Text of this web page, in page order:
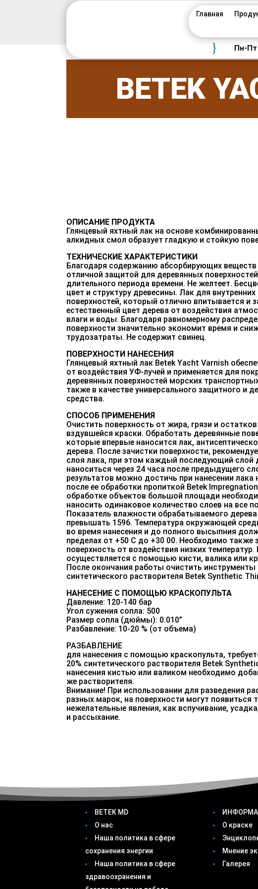
Главная
} Пн-Пт
BETEK
ОПИСАНИЕ ПРОДУКТА
Глянцевый яхтный лак на основе
алкидных смол образует гладкую и стойкую
ТЕХНИЧЕСКИЕ ХАРАКТЕРИСТИКИ
Благодаря содержанию абсорбирующих веществ
отличной защитой для деревянных
длительного периода времени. Не желтеет.
цвет и структуру древесины. Лак для
поверхностей, который отлично впитывается и
естественный цвет дерева от воздействия
влаги и воды. Благодаря равномерному
поверхности значительно экономит время и
трудозатраты. Не содержит свинец.
ПОВЕРХНОСТИ НАНЕСЕНИЯ
Глянцевый яхтный лак Betek Yacht Varnish
от воздействия УФ-лучей и применяется для
деревянных поверхностей морских
также в качестве универсального защитного и
средства.
СПОСОБ ПРИМЕНЕНИЯ
Очистить поверхность от жира, грязи и
вздувшейся краски. Обработать деревянные
которые впервые наносится лак,
дерева. После зачистки поверхности,
слоя лака, при этом каждый последующий слой
наноситься через 24 часа после предыдущего
результатов можно достичь при нанесении лака
после ее обработки пропиткой Betek
обработке объектов большой площади
наносить одинаковое количество слоев на все
Показатель влажности обрабатываемого
превышать 1596. Температура окружающей
во время нанесения и до полного высыпния
пределах от +50 С до +30 00. Необходимо также
поверхность от воздействия низких температур.
осуществляется с помощью кисти, валика или
После окончания работы очистить
синтетического растворителя Betek Synthetic
НАНЕСЕНИЕ С ПОМОЩЬЮ КРАСКОПУЛЬТА
Давление: 120-140 бар
Угол сужения сопла: 500
Размер сопла (дюймы): 0.010”
Разбавление: 10-20 % (от объема)
РАЗБАВЛЕНИЕ
для нанесения с помощью краскопульта,
20% синтетического растворителя Betek
нанесения кистью или валиком необходимо
же растворителя.
Внимание! При использовании для разведения
разных марок, на поверхности могут появиться
нежелательные явления, как вспучивание,
и рассыхание.
BETEK MD
О нас
Наша политика в сфере
сохранения энергии
Наша политика в сфере
здравоохранения и
О краске
Мнение
Галерея